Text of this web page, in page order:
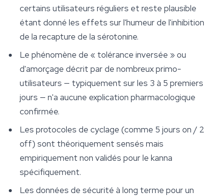
certains utilisateurs réguliers et reste plausible
étant donné les effets sur l'humeur de l'inhibition
de la recapture de la sérotonine.
Le phénomène de « tolérance inversée » ou
d'amorçage décrit par de nombreux primo-
utilisateurs — typiquement sur les 3 à 5 premiers
jours — n'a aucune explication pharmacologique
confirmée.
Les protocoles de cyclage (comme 5 jours on / 2
off) sont théoriquement sensés mais
empiriquement non validés pour le kanna
spécifiquement.
Les données de sécurité à long terme pour un